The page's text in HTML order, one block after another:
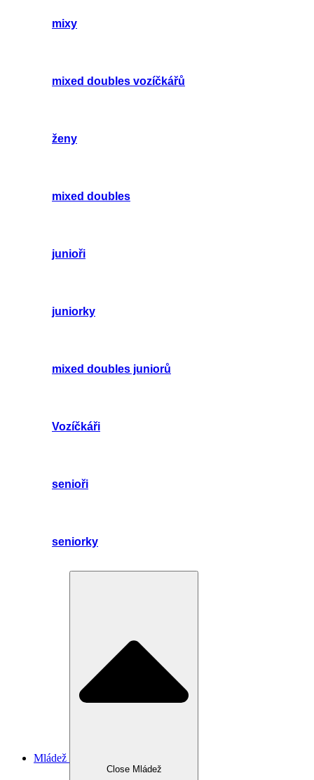
mixy
mixed doubles vozíčkářů
ženy
mixed doubles
junioři
juniorky
mixed doubles juniorů
Vozíčkáři
senioři
seniorky
Mládež
Close Mládež